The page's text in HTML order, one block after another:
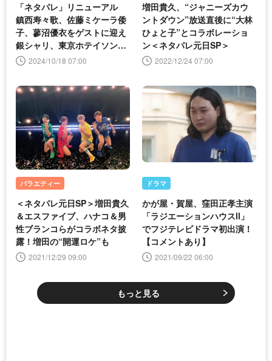
「ネタパレ」リニューアル
鎮西寿々歌、佐藤ミケーラ倭
子、蓼沼優衣をゲストに迎え
銀シャリ、東京ホテイソンら
がネタを披露
2024/10/18 07:00
増田貴久、“ジャニーズカウ
ントダウン”放送直後に“大林
ひょと子”とコラボレーショ
ン＜ネタパレ元日SP＞
2022/12/24 07:00
バラエティー
＜ネタパレ元日SP＞増田貴久
＆エスファイブ、ハナコ＆男
性ブランコらがコラボネタ披
露！増田の“開運ロケ”も
2021/12/29 09:00
ドラマ
かが屋・賀屋、窪田正孝主演
「ラジエーションハウスll」
でフジテレビドラマ初出演！
【コメントあり】
2021/09/22 06:00
もっと見る